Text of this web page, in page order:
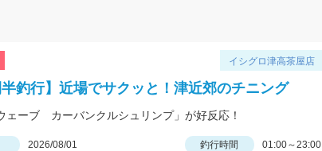
ペ
イシグロ津高茶屋店
半釣行】近場でサクッと！津近郊のチニング
ェーブ カーバンクルシュリンプ」が好反応！
2026/08/01 釣行時間
01:00～23:00